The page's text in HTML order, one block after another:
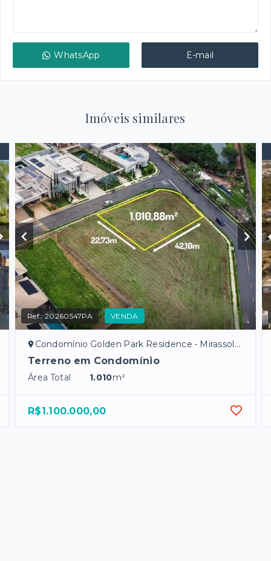
WhatsApp E-mail
Imóveis similares
Ref.:20260547PA VENDA
Condomínio Golden Park Residence - Mirassol/SP
Terreno em Condomínio
Área Total 1.010m²
R$1.100.000,00